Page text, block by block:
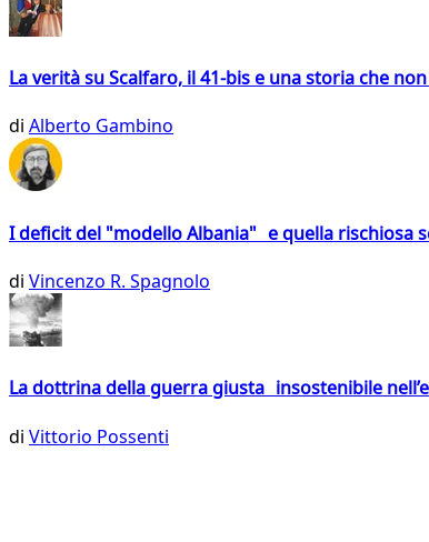
La verità su Scalfaro, il 41-bis e una storia che
di Alberto Gambino
I deficit del "modello Albania" e quella rischiosa
di Vincenzo R. Spagnolo
La dottrina della guerra giusta insostenibile
di Vittorio Possenti